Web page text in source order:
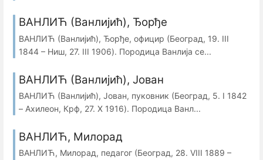
ВАНЛИЋ (Ванлијић), Ђорђе
ВАНЛИЋ (Ванлијић), Ђорђе, официр (Београд, 19. III
1844 – Ниш, 27. III 1906). Породица Ванлија се...
ВАНЛИЋ (Ванлијић), Јован
ВАНЛИЋ (Ванлијић), Јован, пуковник (Београд, 5. I 1842
– Ахилеон, Крф, 27. X 1916). Породица Ванл...
ВАНЛИЋ, Милорад
ВАНЛИЋ, Милорад, педагог (Београд, 28. VIII 1889 –